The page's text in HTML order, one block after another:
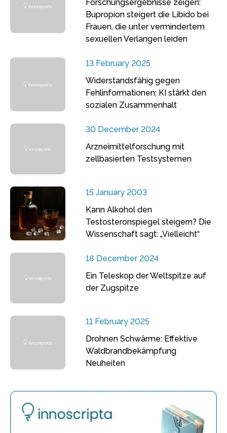
Forschungsergebnisse zeigen:
Bupropion steigert die Libido bei
Frauen, die unter vermindertem
sexuellen Verlangen leiden
13 February 2025
Widerstandsfähig gegen
Fehlinformationen: KI stärkt den
sozialen Zusammenhalt
30 December 2024
Arzneimittelforschung mit
zellbasierten Testsystemen
15 January 2003
Kann Alkohol den
Testosteronspiegel steigern? Die
Wissenschaft sagt: „Vielleicht“
18 December 2024
Ein Teleskop der Weltspitze auf
der Zugspitze
11 February 2025
Drohnen Schwärme: Effektive
Waldbrandbekämpfung
Neuheiten